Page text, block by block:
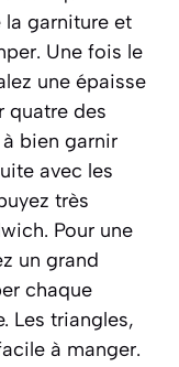
la garniture et
Une fois le
une épaisse
quatre des
bien garnir
avec les
très
Pour une
un grand
chaque
Les triangles,
à manger.